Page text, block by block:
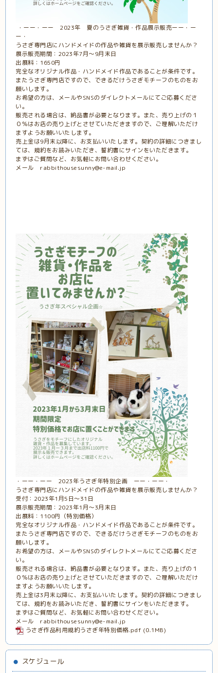
・ーー・ーー 2023年 夏のうさぎ雑貨・作品展示販売ーー・ー
ー・
うさぎ専門店にハンドメイドの作品や雑貨を展示販売しませんか？
展示販売期間：2023年7月〜9月末日
出展料：1650円
完全なオリジナル作品・ハンドメイド作品であることが条件です。
またうさぎ専門店ですので、できるだけうさぎモチーフのものをお
願いします。
お希望の方は、メールやSNSのダイレクトメールにてご応募くださ
い。
販売される場合は、納品書が必要となります。また、売り上げの１
０％はお店の売り上げとさせていただきますので、ご理解いただけ
ますようお願いいたします。
売上金は9月末以降に、お支払いいたします。契約の詳細につきまし
ては、規約をお読みいただき、誓約書にサインをいただきます。
まずはご質問など、お気軽にお問い合わせください。
メール rabbithousesunny@e-mail.jp
・ーー・ーー 2023年うさぎ年特別企画 ーー・ーー・
うさぎ専門店にハンドメイドの作品や雑貨を展示販売しませんか？
受付：2023年1月5日〜31日
展示販売期間：2023年1月〜3月末日
出展料：1100円（特別価格）
完全なオリジナル作品・ハンドメイド作品であることが条件です。
またうさぎ専門店ですので、できるだけうさぎモチーフのものをお
願いします。
お希望の方は、メールやSNSのダイレクトメールにてご応募くださ
い。
販売される場合は、納品書が必要となります。また、売り上げの１
０％はお店の売り上げとさせていただきますので、ご理解いただけ
ますようお願いいたします。
売上金は3月末以降に、お支払いいたします。契約の詳細につきまし
ては、規約をお読みいただき、誓約書にサインをいただきます。
まずはご質問など、お気軽にお問い合わせください。
メール rabbithousesunny@e-mail.jp
うさぎ作品利用規約うさぎ年特別価格.pdf (0.1MB)
スケジュール